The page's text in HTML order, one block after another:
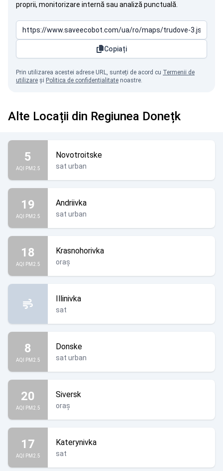
proprii, monitorizare internă sau analiză punctuală.
Copiați
Prin utilizarea acestei adrese URL, sunteți de acord cu Termenii de
utilizare și Politica de confidențialitate noastre.
Alte Locații din Regiunea Donețk
5
AQI PM2.5
Novotroitske
sat urban
19
AQI PM2.5
Andriivka
sat urban
18
AQI PM2.5
Krasnohorivka
oraș
Illinivka
sat
8
AQI PM2.5
Donske
sat urban
20
AQI PM2.5
Siversk
oraș
17
AQI PM2.5
Katerynivka
sat